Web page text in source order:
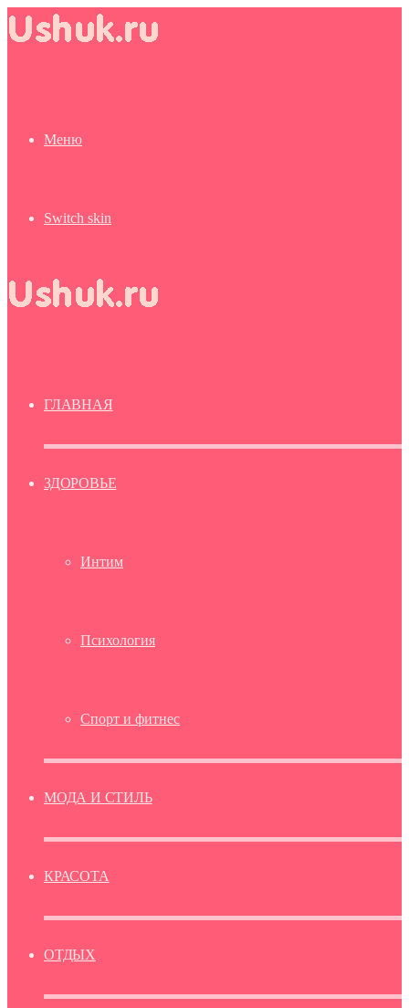
Меню
Switch skin
ГЛАВНАЯ
ЗДОРОВЬЕ
Интим
Психология
Спорт и фитнес
МОДА И СТИЛЬ
КРАСОТА
ОТДЫХ